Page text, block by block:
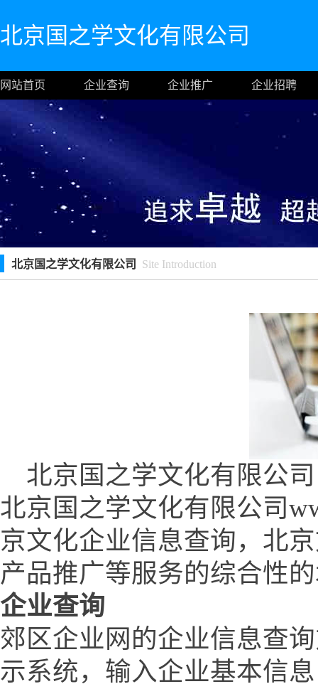
北京国之学文化有限公司
网站首页 企业查询 企业推广 企业招聘
北京国之学文化有限公司 Site Introduction
北京国之学文化有限公司
北京国之学文化有限公司
京文化企业信息查询，北
产品推广等服务的综合性
企业查询
郊区企业网的企业信息查
示系统，输入企业基本信